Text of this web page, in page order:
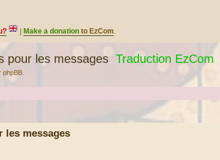
Make a donation to EzCom.
pour les messages Traduction EzCom
les messages